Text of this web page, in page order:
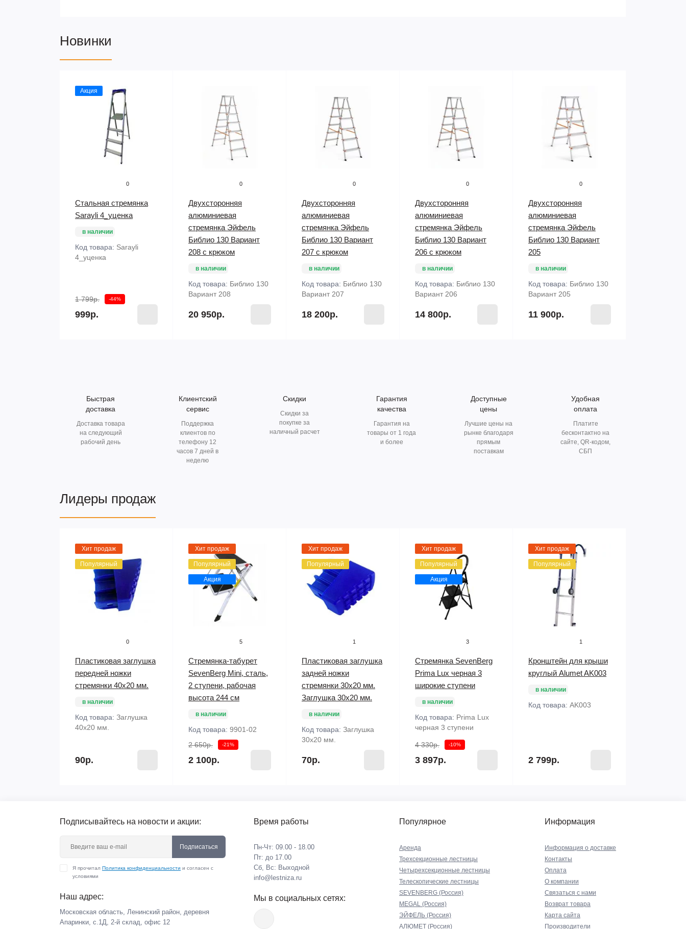
Новинки
Акция
0
Стальная стремянка
Sarayli 4_уценка
в наличии
Код товара: Sarayli
4_уценка
1 799р. -44%
999р.
0
Двухсторонняя
алюминиевая
стремянка Эйфель
Библио 130 Вариант
208 с крюком
в наличии
Код товара: Библио 130
Вариант 208
20 950р.
0
Двухсторонняя
алюминиевая
стремянка Эйфель
Библио 130 Вариант
207 с крюком
в наличии
Код товара: Библио 130
Вариант 207
18 200р.
0
Двухсторонняя
алюминиевая
стремянка Эйфель
Библио 130 Вариант
206 с крюком
в наличии
Код товара: Библио 130
Вариант 206
14 800р.
0
Двухсторонняя
алюминиевая
стремянка Эйфель
Библио 130 Вариант
205
в наличии
Код товара: Библио 130
Вариант 205
11 900р.
Быстрая
доставка
Доставка товара
на следующий
рабочий день
Клиентский
сервис
Поддержка
клиентов по
телефону 12
часов 7 дней в
неделю
Скидки
Скидки за
покупке за
наличный расчет
Гарантия
качества
Гарантия на
товары от 1 года
и более
Доступные
цены
Лучшие цены на
рынке благодаря
прямым
поставкам
Удобная
оплата
Платите
бесконтактно на
сайте, QR-кодом,
СБП
Лидеры продаж
Хит продаж
Популярный
0
Пластиковая заглушка
передней ножки
стремянки 40х20 мм.
в наличии
Код товара: Заглушка
40х20 мм.
90р.
Хит продаж
Популярный
Акция
5
Стремянка-табурет
SevenBerg Mini, сталь,
2 ступени, рабочая
высота 244 см
в наличии
Код товара: 9901-02
2 650р.
-21%
2 100р.
Хит продаж
Популярный
1
Пластиковая заглушка
задней ножки
стремянки 30х20 мм.
Заглушка 30х20 мм.
в наличии
Код товара: Заглушка
30х20 мм.
70р.
Хит продаж
Популярный
Акция
3
Стремянка SevenBerg
Prima Lux черная 3
широкие ступени
в наличии
Код товара: Prima Lux
черная 3 ступени
4 330р. -10%
3 897р.
Хит продаж
Популярный
1
Кронштейн для крыши
круглый Alumet AK003
в наличии
Код товара: AK003
2 799р.
Подписывайтесь на новости и акции:
Подписаться
Я прочитал Политика конфиденциальности и согласен с
условиями
Наш адрес:
Московская область, Ленинский район, деревня
Апаринки, с.1Д, 2-й склад, офис 12
Время работы
Пн-Чт: 09.00 - 18.00
Пт: до 17.00
Сб, Вс: Выходной
info@lestniza.ru
Мы в социальных сетях:
Популярное
Аренда
Трехсекционные лестницы
Четырехсекционные лестницы
Телескопические лестницы
SEVENBERG (Россия)
MEGAL (Россия)
ЭЙФЕЛЬ (Россия)
АЛЮМЕТ (Россия)
Информация
Информация о доставке
Контакты
Оплата
О компании
Связаться с нами
Возврат товара
Карта сайта
Производители